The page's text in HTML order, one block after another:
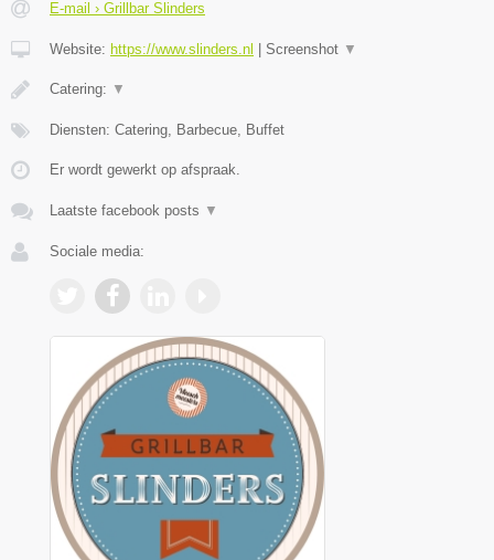
E-mail › Grillbar Slinders
Website: https://www.slinders.nl Screenshot ▼
Catering: ▼
Diensten: Catering, Barbecue, Buffet
Er wordt gewerkt op afspraak.
Laatste facebook posts ▼
Sociale media: